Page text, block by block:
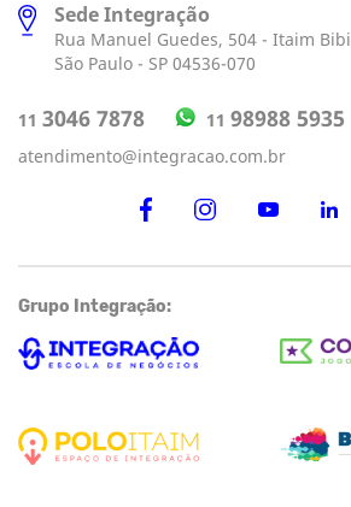
Sede Integração
Rua Manuel Guedes, 504 - Itaim Bibi
São Paulo - SP 04536-070
11 3046 7878 11 98988 5935
atendimento@integracao.com.br
Grupo Integração: